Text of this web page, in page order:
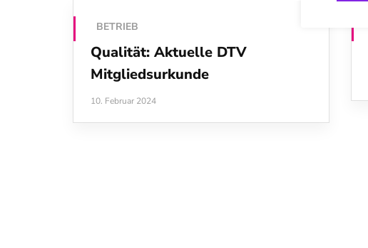
BETRIEB
Qualität: Aktuelle DTV
Mitgliedsurkunde
10. Februar 2024